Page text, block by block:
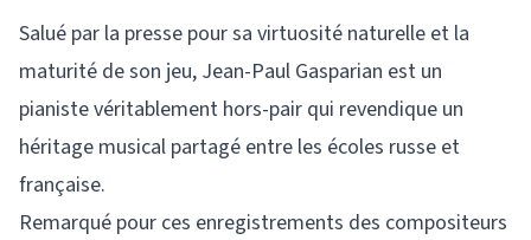
Salué par la presse pour sa virtuosité naturelle et la
maturité de son jeu, Jean-Paul Gasparian est un
pianiste véritablement hors-pair qui revendique un
héritage musical partagé entre les écoles russe et
française.
Remarqué pour ces enregistrements des compositeurs